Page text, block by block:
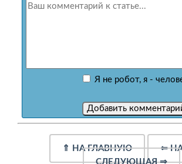
Я не робот, я -
⇑ НА ГЛАВНУЮ ⇐
СЛЕДУЮЩАЯ⇒